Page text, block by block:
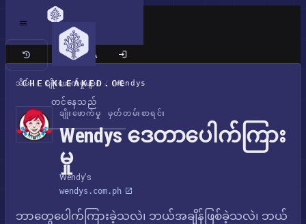
CHECKLEAKED.CC
တင်နေသည်
ကလက်စစ် ဆိုက်
အိမ် / ချိုးဖောက်မှုများ / Wendys
ချိုးဖောက်မှု မှတ်တမ်းစာရင်း
Wendys ဒေတာပေါက်ကြား
မှု
Wendy's
wendys.com.ph
ဘာတွေပေါက်ကြားခဲ့သလဲ၊ ဘယ်အချိန်ဖြစ်ခဲ့သလဲ၊ ဘယ်